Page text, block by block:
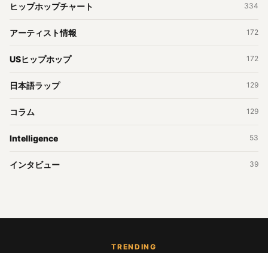
ヒップホップチャート 334
アーティスト情報 172
USヒップホップ 172
日本語ラップ 129
コラム 129
Intelligence 53
インタビュー 39
TRENDING